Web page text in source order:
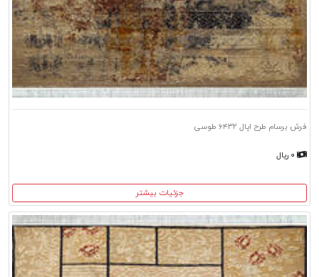
فرش برسام طرح اپال ۶۴۳۲ طوسی
جزئیات بیشتر